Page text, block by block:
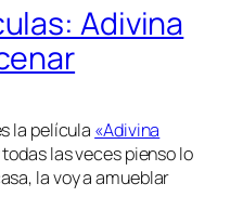
Adivina
la película «Adivina
todas las veces pienso lo
la voy a amueblar